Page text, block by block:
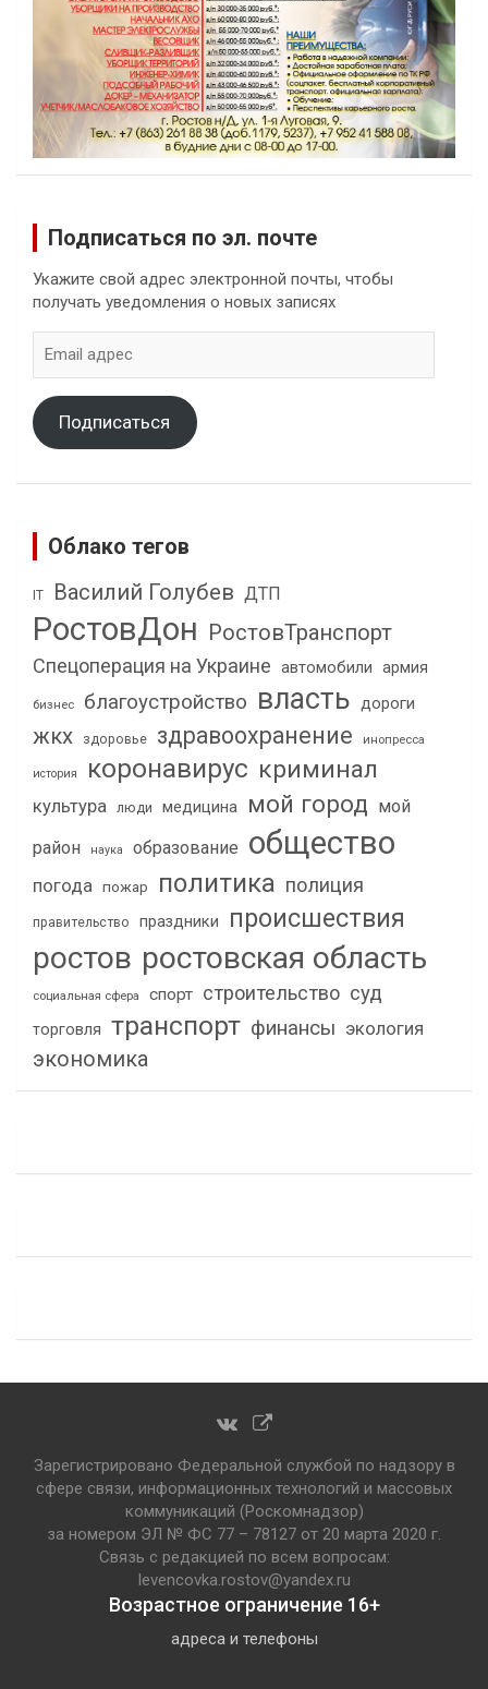
Подписаться по эл. почте
Укажите свой адрес электронной почты, чтобы
получать уведомления о новых записях
адрес
Подписаться
Облако тегов
IT Василий Голубев ДТП
РостовДон РостовТранспорт
Спецоперация на Украине автомобили армия
бизнес благоустройство власть дороги
жкх здоровье здравоохранение инопресса
история коронавирус криминал
культура люди медицина мой город мой
район
наука образование общество
погода пожар политика полиция
правительство праздники происшествия
ростов ростовская область
социальная сфера спорт строительство суд
торговля транспорт финансы экология
экономика
Зарегистрировано Федеральной службой по надзору в
сфере связи, информационных технологий и массовых
коммуникаций (Роскомнадзор)
за номером ЭЛ № ФС 77 – 78127 от 20 марта 2020 г.
Связь с редакцией по всем вопросам:
levencovka.rostov@yandex.ru
Возрастное ограничение 16+
адреса и телефоны